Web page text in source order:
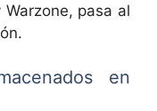
pasa al
en